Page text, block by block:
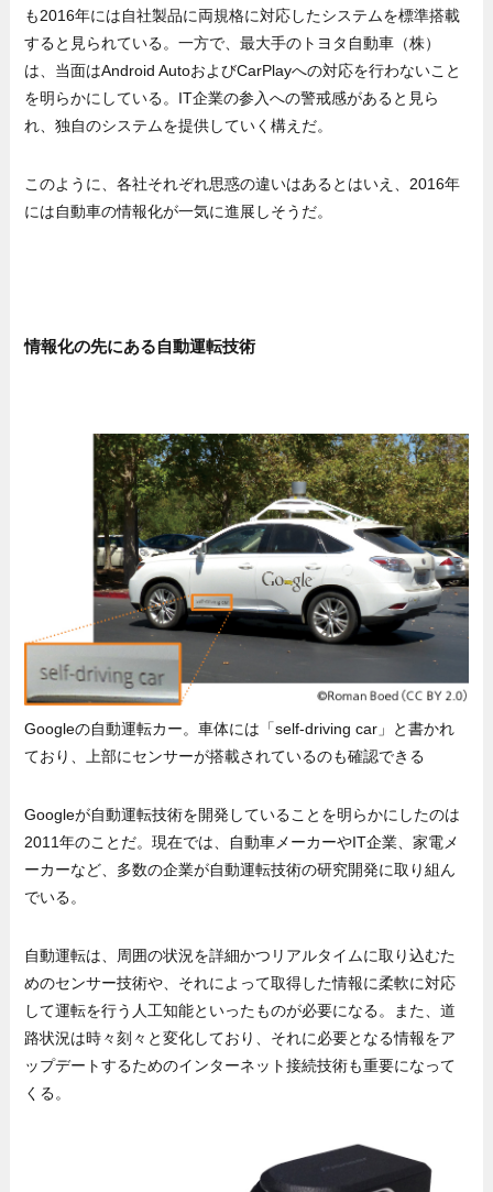
も2016年には自社製品に両規格に対応したシステムを標準搭載
すると見られている。一方で、最大手のトヨタ自動車（株）
は、当面はAndroid AutoおよびCarPlayへの対応を行わないこと
を明らかにしている。IT企業の参入への警戒感があると見ら
れ、独自のシステムを提供していく構えだ。
このように、各社それぞれ思惑の違いはあるとはいえ、2016年
には自動車の情報化が一気に進展しそうだ。
情報化の先にある自動運転技術
Googleの自動運転カー。車体には「self-driving car」と書かれ
ており、上部にセンサーが搭載されているのも確認できる
Googleが自動運転技術を開発していることを明らかにしたのは
2011年のことだ。現在では、自動車メーカーやIT企業、家電メ
ーカーなど、多数の企業が自動運転技術の研究開発に取り組ん
でいる。
自動運転は、周囲の状況を詳細かつリアルタイムに取り込むた
めのセンサー技術や、それによって取得した情報に柔軟に対応
して運転を行う人工知能といったものが必要になる。また、道
路状況は時々刻々と変化しており、それに必要となる情報をア
ップデートするためのインターネット接続技術も重要になって
くる。